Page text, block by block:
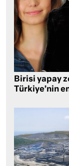
Birisi yapay
Türkiye’nin